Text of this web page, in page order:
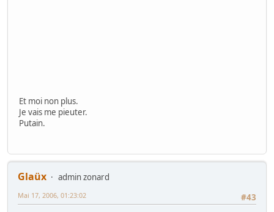
Et moi non plus.
Je vais me pieuter.
Putain.
Glaüx
admin zonard
#43
Mai 17, 2006, 01:23:02